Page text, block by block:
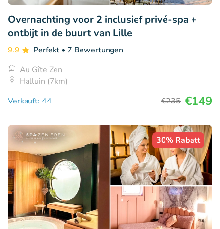
Overnachting voor 2 inclusief privé-spa +
ontbijt in de buurt van Lille
9.9 Perfekt • 7 Bewertungen
Au Gîte Zen
Halluin (7km)
Verkauft: 44
€235 €149
30% Rabatt